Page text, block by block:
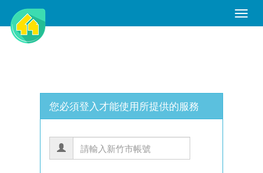
Toggle
您必須登入才能使用所提供的服務